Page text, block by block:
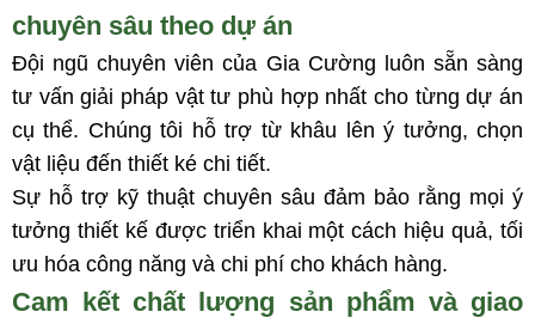
chuyên sâu theo dự án
Đội ngũ chuyên viên của Gia Cường luôn sẵn sàng
tư vấn giải pháp vật tư phù hợp nhất cho từng dự án
cụ thể. Chúng tôi hỗ trợ từ khâu lên ý tưởng, chọn
vật liệu đến thiết ké chi tiết.
Sự hỗ trợ kỹ thuật chuyên sâu đảm bảo rằng mọi ý
tưởng thiết kế được triển khai một cách hiệu quả, tối
ưu hóa công năng và chi phí cho khách hàng.
Cam kết chất lượng sản phẩm và giao